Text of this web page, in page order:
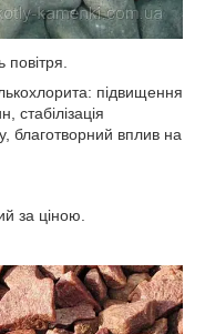
підвищення
стабілізація
благотворний вплив на
за ціною.